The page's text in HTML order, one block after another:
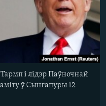
і лідэр Паўночнай
ў Сынгапуры 12